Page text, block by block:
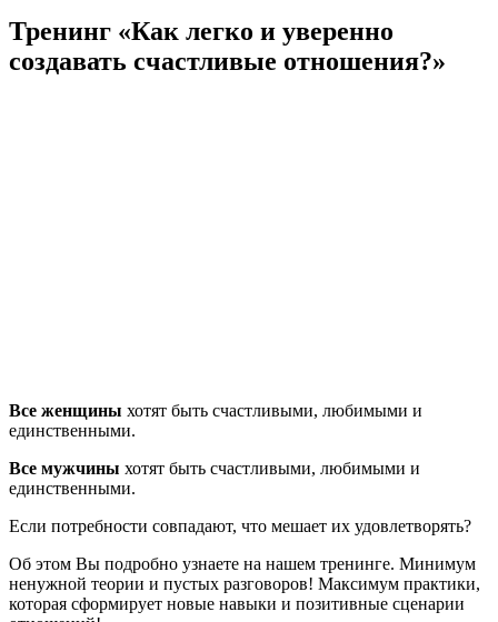
Тренинг «Как легко и уверенно
создавать счастливые отношения?»
Все женщины хотят быть счастливыми, любимыми и
единственными.
Все мужчины хотят быть счастливыми, любимыми и
единственными.
Если потребности совпадают, что мешает их удовлетворять?
Об этом Вы подробно узнаете на нашем тренинге. Минимум
ненужной теории и пустых разговоров! Максимум практики,
которая сформирует новые навыки и позитивные сценарии